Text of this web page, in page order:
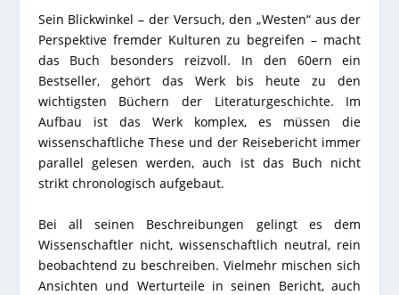
Sein Blickwinkel – der Versuch, den „Westen“ aus der
Perspektive fremder Kulturen zu begreifen – macht
das Buch besonders reizvoll. In den 60ern ein
Bestseller, gehört das Werk bis heute zu den
wichtigsten Büchern der Literaturgeschichte. Im
Aufbau ist das Werk komplex, es müssen die
wissenschaftliche These und der Reisebericht immer
parallel gelesen werden, auch ist das Buch nicht
strikt chronologisch aufgebaut.
Bei all seinen Beschreibungen gelingt es dem
Wissenschaftler nicht, wissenschaftlich neutral, rein
beobachtend zu beschreiben. Vielmehr mischen sich
Ansichten und Werturteile in seinen Bericht, auch